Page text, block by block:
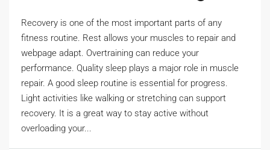
Recovery is one of the most important parts of any
fitness routine. Rest allows your muscles to repair and
webpage adapt. Overtraining can reduce your
performance. Quality sleep plays a major role in muscle
repair. A good sleep routine is essential for progress.
Light activities like walking or stretching can support
recovery. It is a great way to stay active without
overloading your...